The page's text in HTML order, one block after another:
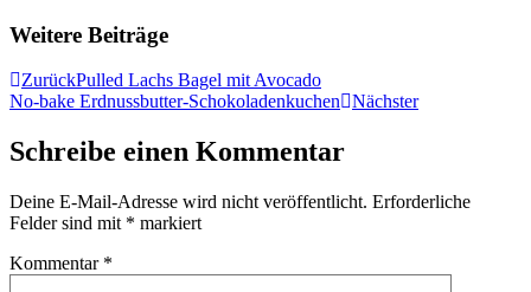
Weitere Beiträge
ZurückPulled Lachs Bagel mit Avocado
No-bake Erdnussbutter-Schokoladenkuchen
Nächster
Schreibe einen Kommentar
Deine E-Mail-Adresse wird nicht veröffentlicht. Erforderliche
Felder sind mit * markiert
Kommentar *